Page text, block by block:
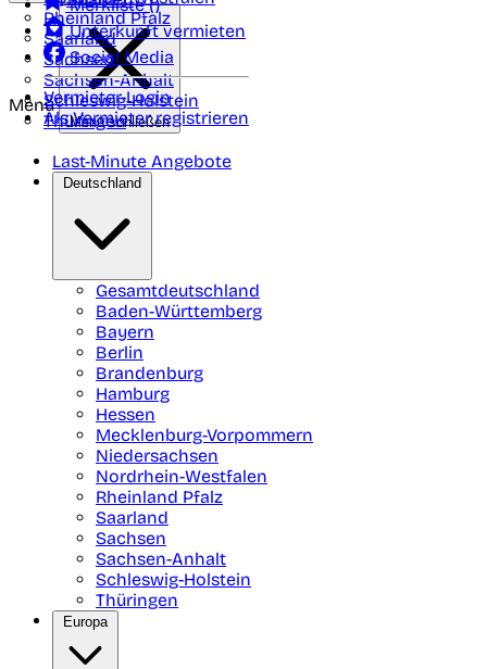
Rheinland Pfalz
Saarland
Sachsen
Sachsen-Anhalt
Schleswig-Holstein
Thüringen
Merkliste ()
Unterkunft vermieten
Social Media
Vermieter-Login
Als Vermieter registrieren
Menü
Menü schließen
Last-Minute Angebote
Deutschland
Gesamtdeutschland
Baden-Württemberg
Bayern
Berlin
Brandenburg
Hamburg
Hessen
Mecklenburg-Vorpommern
Niedersachsen
Nordrhein-Westfalen
Rheinland Pfalz
Saarland
Sachsen
Sachsen-Anhalt
Schleswig-Holstein
Thüringen
Europa